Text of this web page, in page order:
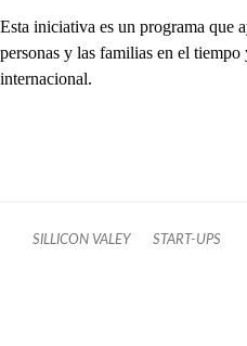
Esta iniciativa es un programa que
personas y las familias en el
internacional.
SILLICON VALEY START-UPS